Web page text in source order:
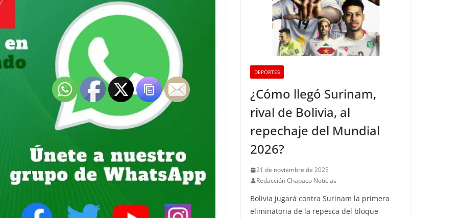
DEPORTES
¿Cómo llegó Surinam,
rival de Bolivia, al
repechaje del Mundial
2026?
21 de noviembre de 2025
Redacción Chapaco Noticias
Bolivia jugará contra Surinam la primera
eliminatoria de la repesca del bloque